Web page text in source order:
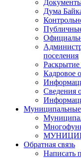
Дума
поселения
Кадровое
Сведения
Муниципальные
Обратная связь
Написать